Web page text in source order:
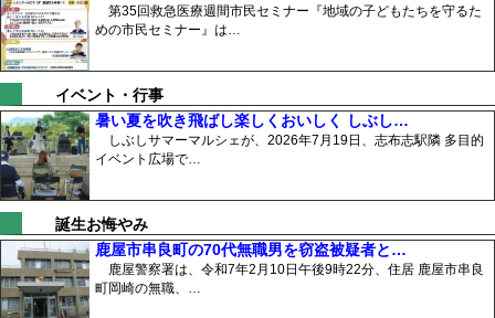
第35回救急医療週間市民セミナー『地域の子どもたちを守るた
めの市民セミナー』は…
イベント・行事
暑い夏を吹き飛ばし楽しくおいしく しぶし…
しぶしサマーマルシェが、2026年7月19日、志布志駅隣 多目的
イベント広場で…
誕生お悔やみ
鹿屋市串良町の70代無職男を窃盗被疑者と…
鹿屋警察署は、令和7年2月10日午後9時22分、住居 鹿屋市串良
町岡崎の無職、…